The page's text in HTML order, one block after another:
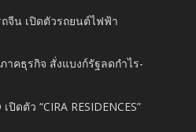
ถจีน เปิดตัวรถยนต์ไฟฟ้า
าคธุรกิจ สั่งแบงก์รัฐลดกำไร-
ปิดตัว “CIRA RESIDENCES”